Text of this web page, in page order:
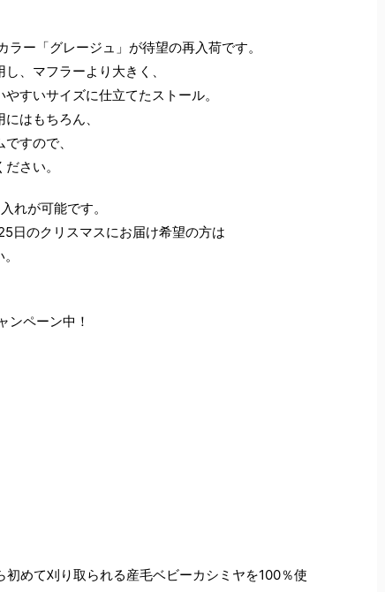
ー「グレージュ」が待望の再入荷です。
、マフラーより大きく、
すいサイズに仕立てたストール。
はもちろん、
すので、
さい。
れが可能です。
日のクリスマスにお届け希望の方は
ンペーン中！
めて刈り取られる産毛ベビーカシミヤを100％使